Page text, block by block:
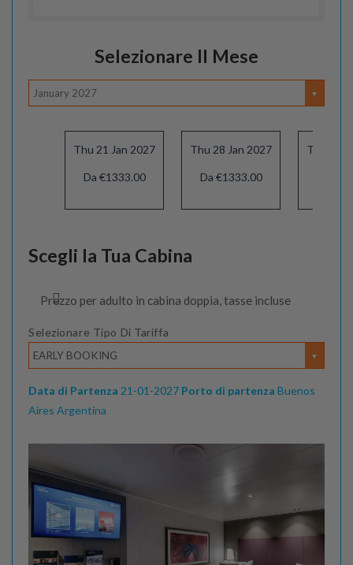
Selezionare Il Mese
January 2027
Thu 21 Jan 2027
Da €1333.00
Thu 28 Jan 2027
Da €1333.00
Thu 04
Scegli la Tua Cabina
Prezzo per adulto in cabina doppia, tasse incluse
Selezionare Tipo Di Tariffa
EARLY BOOKING
Data di Partenza 21-01-2027 Porto di partenza Buenos
Aires Argentina